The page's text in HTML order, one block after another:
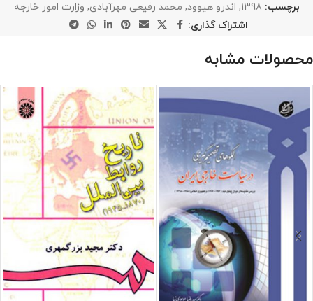
برچسب: 1398
, اندرو هیوود, محمد رفیعی مهرآبادی, وزارت امور خارجه
اشتراک گذاری:
محصولات مشابه